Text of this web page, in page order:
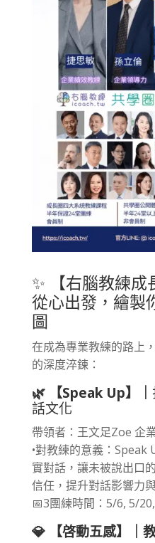
✨ 【右腦教練成
從心出發，繪製
圖
在成為專業教練的路上
的深度淬鍊：
🌿 【Speak Up】｜
話文化
帶領者：王文足Zoe 企
•對教練的意義：Speak
實對話，讓未被說出口
信任，提升對話影響力
📅3團練時間：5/6, 5/
💎 【啓動五感】｜